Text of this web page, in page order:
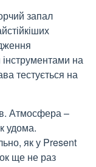
запал
на
тестується на
Атмосфера –
удома.
як у Present
ще не раз